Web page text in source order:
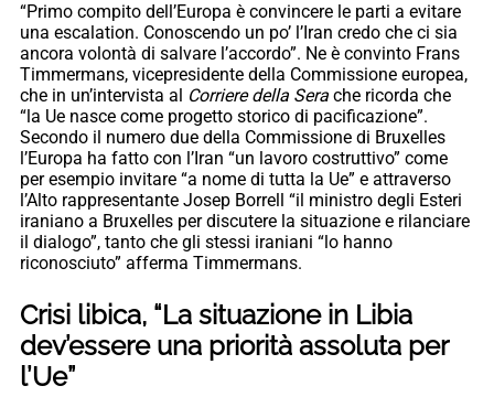
“Primo compito dell’Europa è convincere le parti a evitare
una escalation. Conoscendo un po’ l’Iran credo che ci sia
ancora volontà di salvare l’accordo”. Ne è convinto Frans
Timmermans, vicepresidente della Commissione europea,
che in un’intervista al Corriere della Sera che ricorda che
“la Ue nasce come progetto storico di pacificazione”.
Secondo il numero due della Commissione di Bruxelles
l’Europa ha fatto con l’Iran “un lavoro costruttivo” come
per esempio invitare “a nome di tutta la Ue” e attraverso
l’Alto rappresentante Josep Borrell “il ministro degli Esteri
iraniano a Bruxelles per discutere la situazione e rilanciare
il dialogo”, tanto che gli stessi iraniani “lo hanno
riconosciuto” afferma Timmermans.
Crisi libica, “La situazione in Libia
dev’essere una priorità assoluta per
l’Ue”